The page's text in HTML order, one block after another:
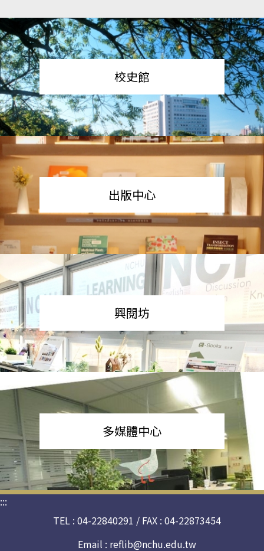
校史館
出版中心
興閱坊
多媒體中心
:::
TEL : 04-22840291 / FAX : 04-22873454
Email : reflib@nchu.edu.tw